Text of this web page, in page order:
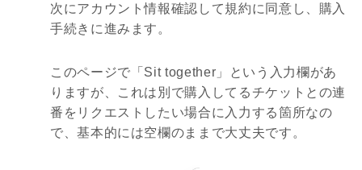
次にアカウント情報確認して規約に同意し、購入
手続きに進みます。
このページで「Sit together」という入力欄があ
りますが、これは別で購入してるチケットとの連
番をリクエストしたい場合に入力する箇所なの
で、基本的には空欄のままで大丈夫です。